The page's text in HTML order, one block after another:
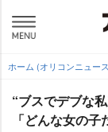
ホーム (オリコンニュー
“ブスでデブな
「どんな女の